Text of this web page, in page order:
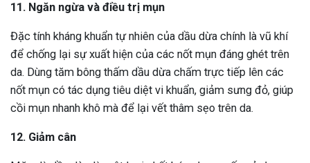
11. Ngăn ngừa và điều trị mụn
Đặc tính kháng khuẩn tự nhiên của dầu dừa chính là vũ khí
để chống lại sự xuất hiện của các nốt mụn đáng ghét trên
da. Dùng tăm bông thấm dầu dừa chấm trực tiếp lên các
nốt mụn có tác dụng tiêu diệt vi khuẩn, giảm sưng đỏ, giúp
cồi mụn nhanh khô mà để lại vết thâm sẹo trên da.
12. Giảm cân